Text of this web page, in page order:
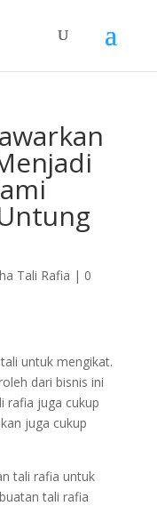
Tali Rafia | 0
untuk mengikat.
dari bisnis ini
rafia juga cukup
juga cukup
tali rafia untuk
tali rafia